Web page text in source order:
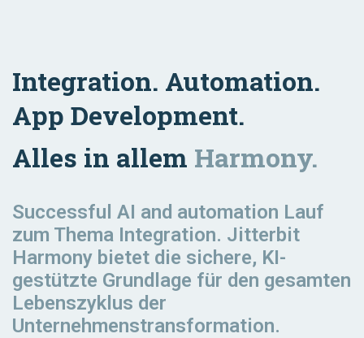
Integration. Automation.
App Development.
Alles in allem Harmony.
Successful AI and automation Lauf
zum Thema Integration. Jitterbit
Harmony bietet die sichere, KI-
gestützte Grundlage für den gesamten
Lebenszyklus der
Unternehmenstransformation.